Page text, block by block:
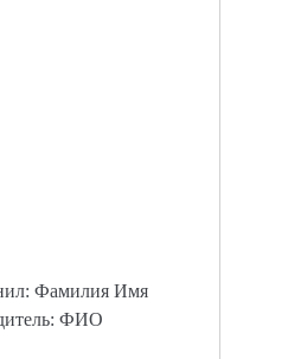
Фамилия Имя
ФИО